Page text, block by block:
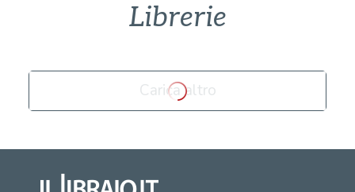
Librerie
Carica altro